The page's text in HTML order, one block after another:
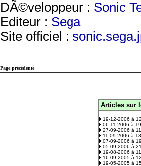
DÃ©veloppeur : Sonic
Editeur : Sega
Site officiel :
Page précédente
Articles sur
19-12-2006 à
06-11-2006 à
27-09-2006 à
11-09-2006 à
07-09-2006 à
05-09-2006 à
19-08-2006 à
16-09-2005 à
19-05-2005 à